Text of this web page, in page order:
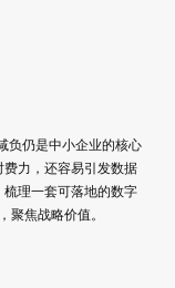
负仍是中小企业的核心
力，还容易引发数据
理一套可落地的数字
聚焦战略价值。